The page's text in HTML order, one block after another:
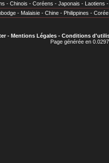
- Chinois - Coréens - Japonais - Laotiens
- Malaisie - Chine - Philippines - Corée
- Mentions Légales- Conditions
Page générée en